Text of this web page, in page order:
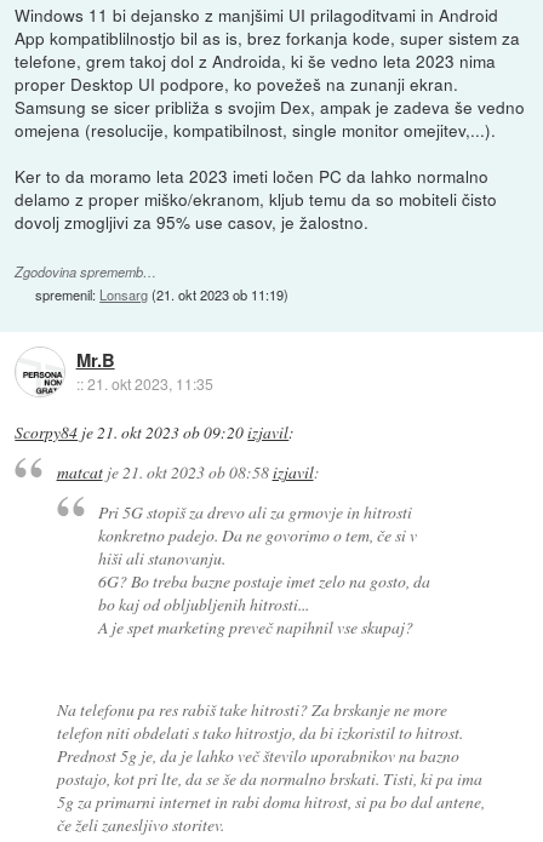
Windows 11 bi dejansko z manjšimi UI prilagoditvami in Android
App kompatiblilnostjo bil as is, brez forkanja kode, super sistem za
telefone, grem takoj dol z Androida, ki še vedno leta 2023 nima
proper Desktop UI podpore, ko povežeš na zunanji ekran.
Samsung se sicer približa s svojim Dex, ampak je zadeva še vedno
omejena (resolucije, kompatibilnost, single monitor omejitev,...).
Ker to da moramo leta 2023 imeti ločen PC da lahko normalno
delamo z proper miško/ekranom, kljub temu da so mobiteli čisto
dovolj zmogljivi za 95% use casov, je žalostno.
Zgodovina sprememb…
spremenil: Lonsarg(21. okt 2023 ob 11:19)
Mr.B
::21. okt 2023, 11:35
Scorpy84 je21. okt 2023 ob 09:20izjavil:
matcatje21. okt 2023 ob 08:58izjavil:
Pri 5G stopiš za drevo ali za grmovje in hitrosti
konkretno padejo. Da ne govorimo o tem, če si v
hiši ali stanovanju.
6G? Bo treba bazne postaje imet zelo na gosto, da
bo kaj od obljubljenih hitrosti...
A je spet marketing preveč napihnil vse skupaj?
Na telefonu pa res rabiš take hitrosti? Za brskanje ne more
telefon niti obdelati s tako hitrostjo, da bi izkoristil to hitrost.
Prednost 5g je, da je lahko več število uporabnikov na bazno
postajo, kot pri lte, da se še da normalno brskati. Tisti, ki pa ima
5g za primarni internet in rabi doma hitrost, si pa bo dal antene,
če želi zanesljivo storitev.